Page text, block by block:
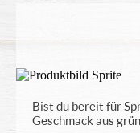
Bist du bereit für
Geschmack aus